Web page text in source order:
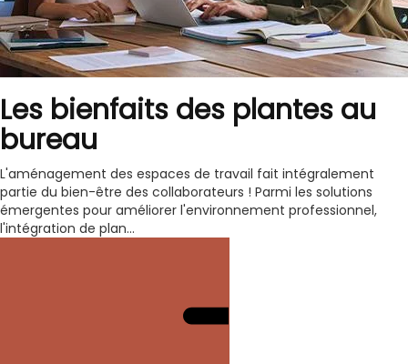
Les bienfaits des plantes au
bureau
L'aménagement des espaces de travail fait intégralement
partie du bien-être des collaborateurs ! Parmi les solutions
émergentes pour améliorer l'environnement professionnel,
l'intégration de plan...